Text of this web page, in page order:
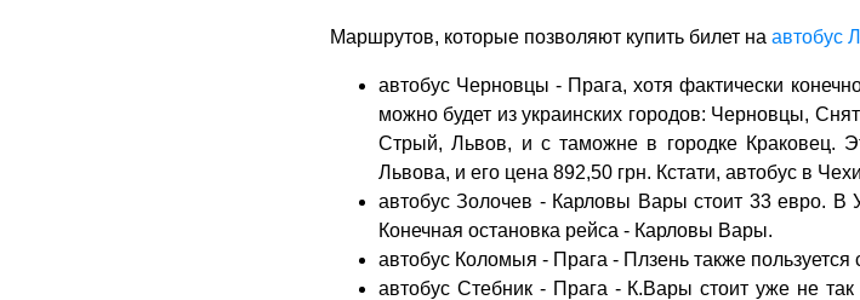
Маршрутов, которые позволяют купить билет на автобус
автобус Черновцы - Прага, хотя фактически
можно будет из украинских городов: Черновцы,
Стрый, Львов, и с таможне в городке Краковец.
Львова, и его цена 892,50 грн. Кстати, автобус в
автобус Золочев - Карловы Вары стоит 33 евро. В
Конечная остановка рейса - Карловы Вары.
автобус Коломыя - Прага - Плзень также пользуется
автобус Стебник - Прага - К.Вары стоит уже не